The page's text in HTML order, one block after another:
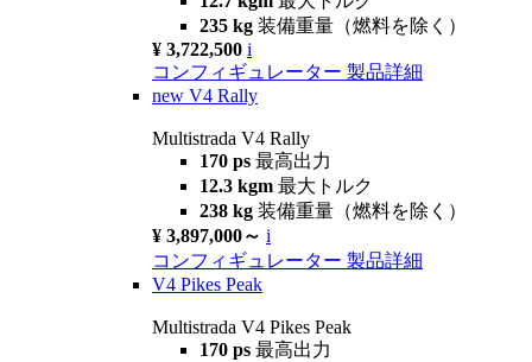
235 kg 装備重量（燃料を除く）
¥ 3,722,500 i
コンフィギュレーター 製品詳細
new V4 Rally
Multistrada V4 Rally
170 ps 最高出力
12.3 kgm 最大トルク
238 kg 装備重量（燃料を除く）
¥ 3,897,000～ i
コンフィギュレーター 製品詳細
V4 Pikes Peak
Multistrada V4 Pikes Peak
170 ps 最高出力